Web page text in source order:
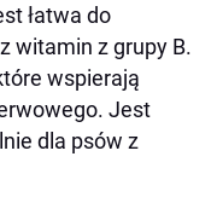
łatwa do
witamin z grupy B.
wspierają
Jest
dla psów z